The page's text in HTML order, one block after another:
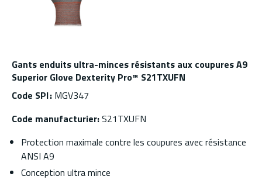
Gants enduits ultra-minces résistants aux coupures A9
Superior Glove Dexterity Pro™ S21TXUFN
Code SPI : MGV347
Code manufacturier:S21TXUFN
Protection maximale contre les coupures avec résistance
ANSI A9
Conception ultra mince